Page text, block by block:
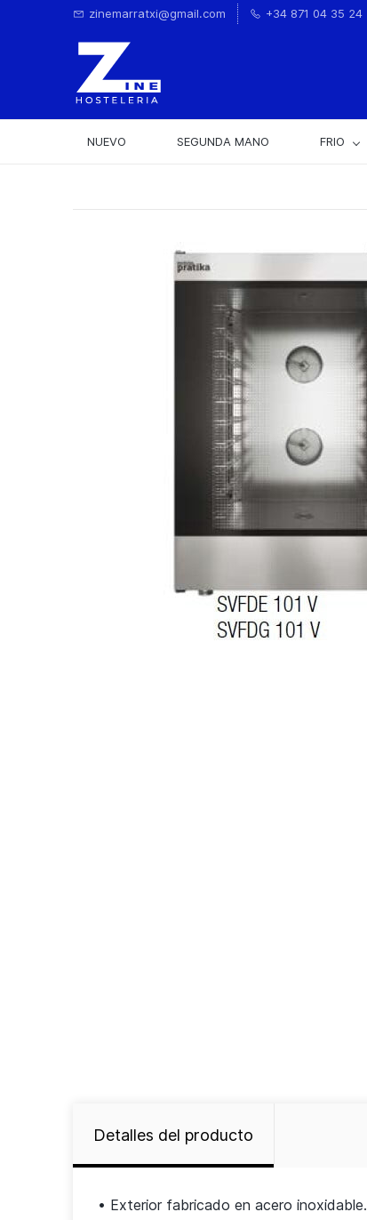
zinemarratxi@gmail.com +34 871 04 35 24
NUEVO SEGUNDA MANO FRIO
Detalles del producto
• Exterior fabricado en acero inoxidable.